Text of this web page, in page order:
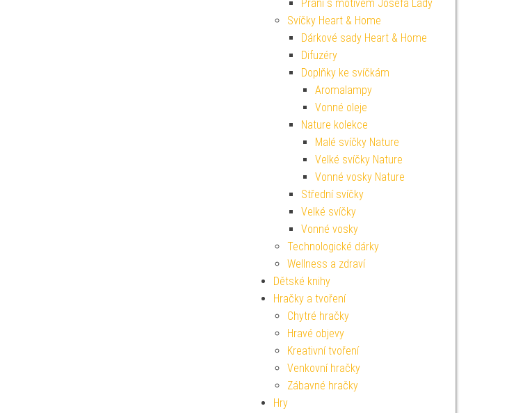
Přání s motivem Josefa Lady
Svíčky Heart & Home
Dárkové sady Heart & Home
Difuzéry
Doplňky ke svíčkám
Aromalampy
Vonné oleje
Nature kolekce
Malé svíčky Nature
Velké svíčky Nature
Vonné vosky Nature
Střední svíčky
Velké svíčky
Vonné vosky
Technologické dárky
Wellness a zdraví
Dětské knihy
Hračky a tvoření
Chytré hračky
Hravé objevy
Kreativní tvoření
Venkovní hračky
Zábavné hračky
Hry